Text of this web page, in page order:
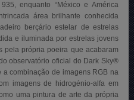
enquanto “México e América
área brilhante conhecida
berçário estelar de estrelas
e iluminada por estrelas jovens
pela própria poeira que acabaram
observatório oficial do Dark Sky®
combinação de imagens RGB na
imagens de hidrogénio-alfa em
uma pintura de arte da própria